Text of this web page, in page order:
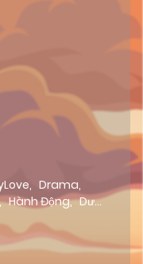
, Drama,
, Hành Động, Dưa